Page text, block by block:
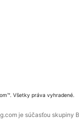
Všetky práva vyhradené.
je súčasťou skupiny